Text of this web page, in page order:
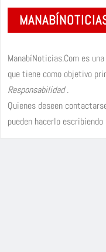
ManabíNoticias.Com es
que tiene como objetivo
Responsabilidad.
Quienes deseen
pueden hacerlo escribiendo